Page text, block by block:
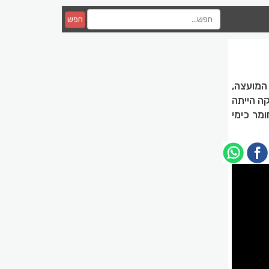
חפש
מול בניין המועצה,
הייתה
כימי